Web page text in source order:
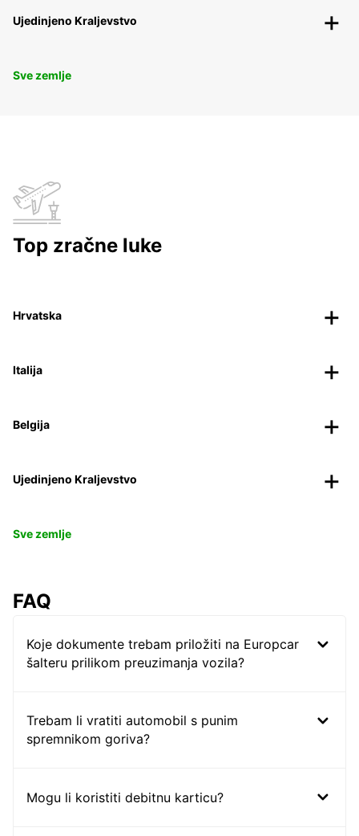
Ujedinjeno Kraljevstvo
Sve zemlje
Top zračne luke
Hrvatska
Italija
Belgija
Ujedinjeno Kraljevstvo
Sve zemlje
FAQ
Koje dokumente trebam priložiti na Europcar
šalteru prilikom preuzimanja vozila?
Trebam li vratiti automobil s punim
spremnikom goriva?
Mogu li koristiti debitnu karticu?